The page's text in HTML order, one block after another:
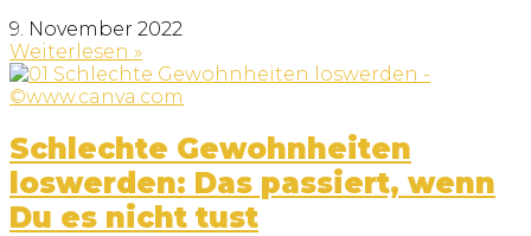
9. November 2022
Weiterlesen »
Schlechte Gewohnheiten
loswerden: Das passiert, wenn
Du es nicht tust